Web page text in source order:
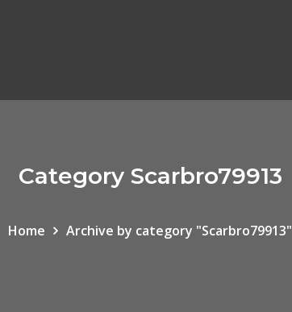
Category Scarbro79913
Home Archive by category "Scarbro79913"